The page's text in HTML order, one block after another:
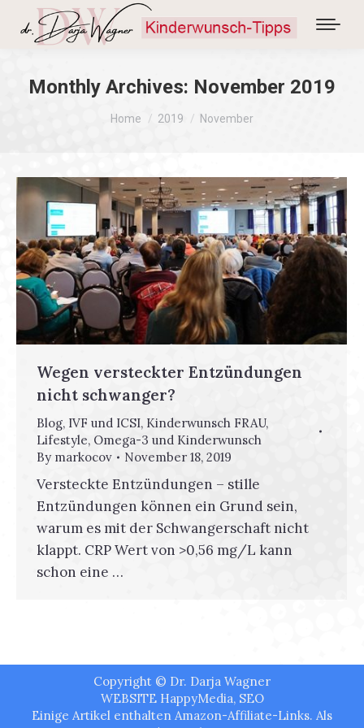
Monthly Archives: November 2019
You are here:
Home 2019 November
Wegen versteckter Entzündungen
nicht schwanger?
Blog, IVF und ICSI, Kinderwunsch FRAU,
Lifestyle, Omega-3 und Kinderwunsch
By markocov November 18, 2019
Versteckte Entzündungen – stille
Entzündungen können ein Grund sein,
warum es mit der Schwangerschaft nicht
klappt. CRP Wert von >0,56 mg/L kann
schon eine …
Copyright © Dr. Darja Wagner
WEBSITE HappyMedia, SEO
Einige Artikel enthalten Amazon-Affiliate-Links. Als